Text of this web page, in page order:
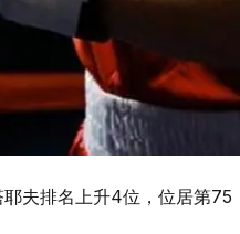
耶夫排名上升4位，位居第75